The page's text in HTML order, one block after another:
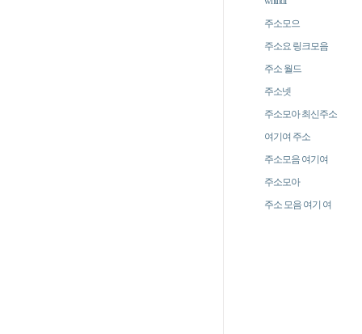
주소모으
주소요 링크모음
주소 월드
주소넷
주소모아 최신주소
여기여 주소
주소모음 여기여
주소모아
주소 모음 여기 여